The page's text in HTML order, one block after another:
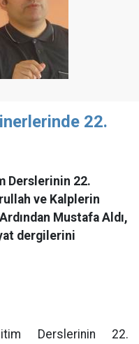
22.
Derslerinin 22.
ve Kalplerin
Mustafa Aldı,
dergilerini
Derslerinin 22.